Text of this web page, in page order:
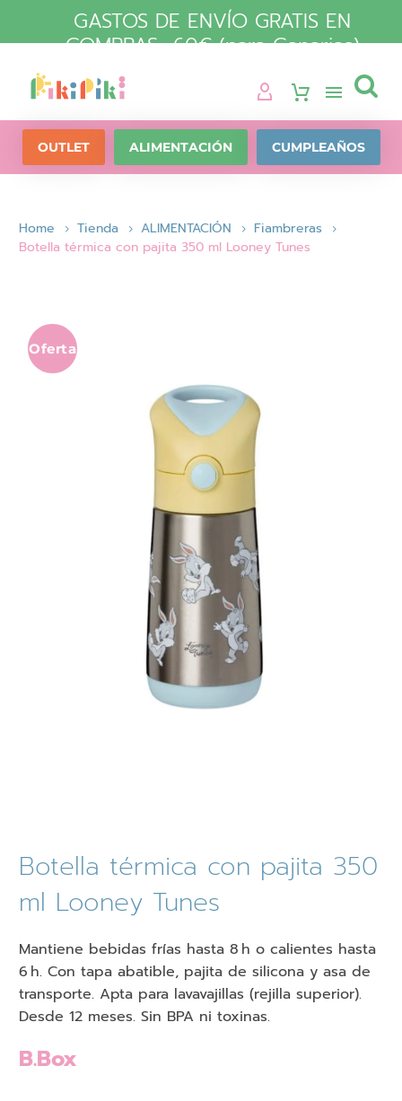
GASTOS DE ENVÍO GRATIS EN
COMPRAS +60€ (para Canarias)

OUTLET ALIMENTACIÓN CUMPLEAÑOS
Home Tienda ALIMENTACIÓN
Fiambreras
Botella térmica con pajita 350 ml Looney Tunes
Oferta
Botella térmica con pajita 350
ml Looney Tunes
Mantiene bebidas frías hasta 8 h o calientes hasta
6 h. Con tapa abatible, pajita de silicona y asa de
transporte. Apta para lavavajillas (rejilla superior).
Desde 12 meses. Sin BPA ni toxinas.
B.Box